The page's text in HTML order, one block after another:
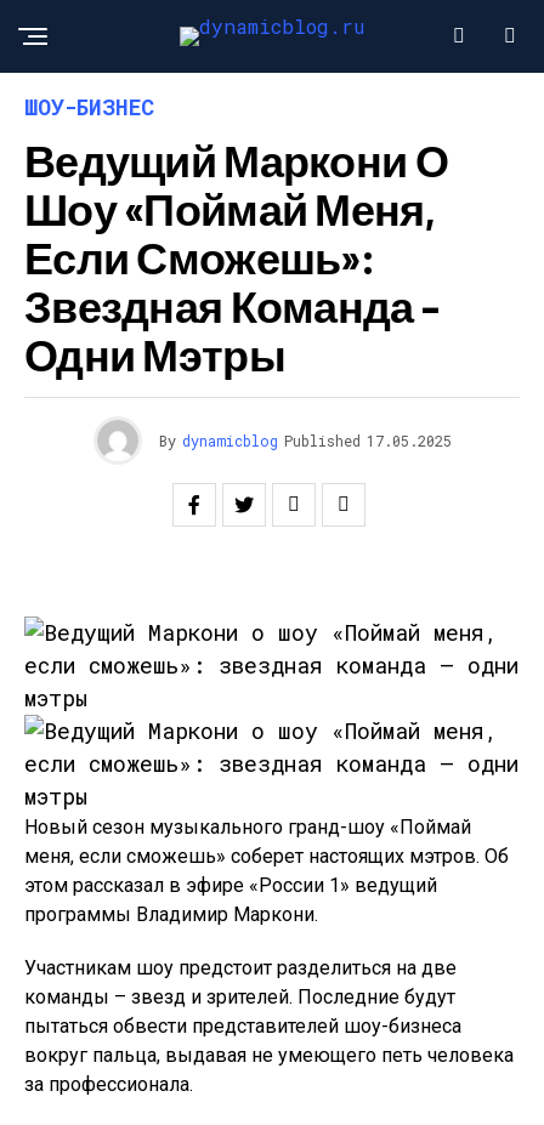
ШОУ-БИЗНЕС
Ведущий Маркони О
Шоу «Поймай Меня,
Если Сможешь»:
Звездная Команда –
Одни Мэтры
By dynamicblog Published 17.05.2025
Новый сезон музыкального гранд-шоу «Поймай
меня, если сможешь» соберет настоящих мэтров. Об
этом рассказал в эфире «России 1» ведущий
программы Владимир Маркони.
Участникам шоу предстоит разделиться на две
команды – звезд и зрителей. Последние будут
пытаться обвести представителей шоу-бизнеса
вокруг пальца, выдавая не умеющего петь человека
за профессионала.